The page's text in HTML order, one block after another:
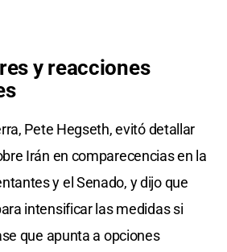
y reacciones
Pete Hegseth, evitó detallar
Irán en comparecencias en la
y el Senado, y dijo que
intensificar las medidas si
que apunta a opciones